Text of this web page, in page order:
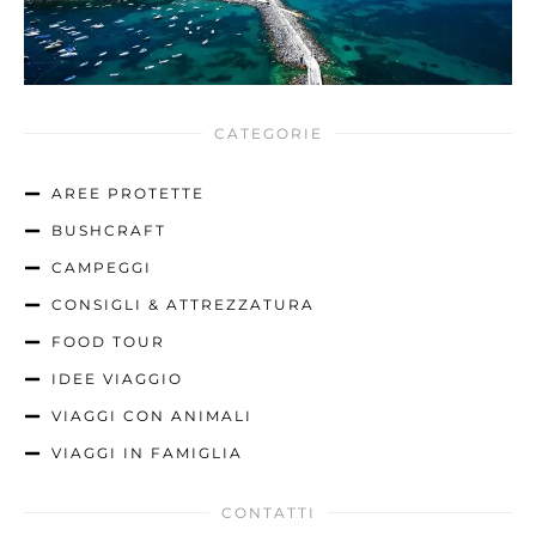
CATEGORIE
AREE PROTETTE
BUSHCRAFT
CAMPEGGI
CONSIGLI & ATTREZZATURA
FOOD TOUR
IDEE VIAGGIO
VIAGGI CON ANIMALI
VIAGGI IN FAMIGLIA
CONTATTI